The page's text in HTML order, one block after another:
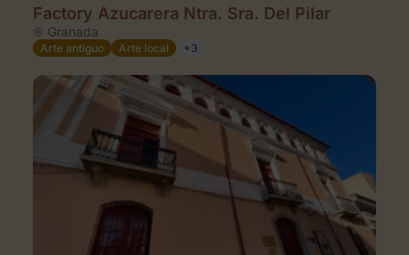
Factory Azucarera Ntra. Sra. Del Pilar
Granada
Arte antiguo Arte local +3